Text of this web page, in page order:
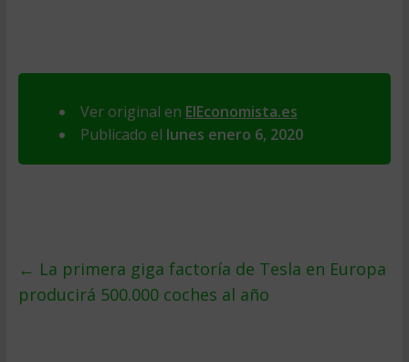
Ver original en ElEconomista.es
Publicado el lunes enero 6, 2020
← La primera giga factoría de Tesla en Europa
producirá 500.000 coches al año